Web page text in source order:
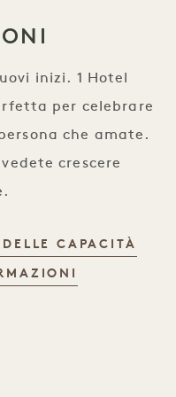
inizi. 1 Hotel
per celebrare
che amate.
crescere
CAPACITÀ